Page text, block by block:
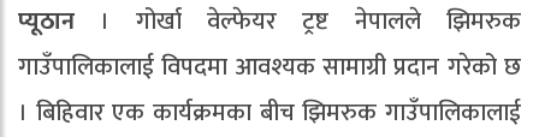
प्यूठान । गोर्खा वेल्फेयर ट्रष्ट नेपालले झिमरुक
गाउँपालिकालाई विपदमा आवश्यक सामाग्री प्रदान गरेको छ
। बिहिवार एक कार्यक्रमका बीच झिमरुक गाउँपालिकालाई